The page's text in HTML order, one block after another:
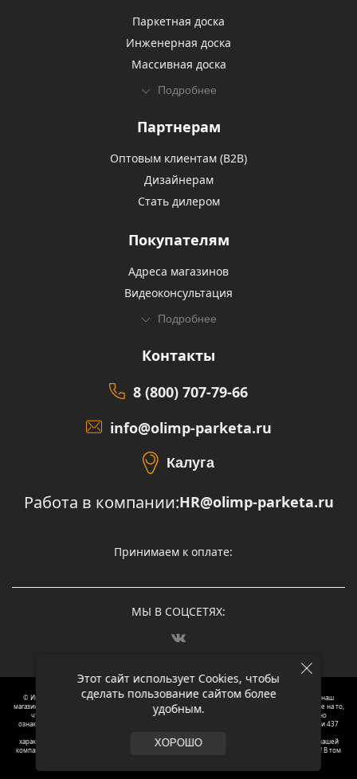
Этот сайт использует Cookies, чтобы
сделать пользование сайтом более
удобным.
ХОРОШО
Паркетная доска
Инженерная доска
Массивная доска
Подробнее
Партнерам
Оптовым клиентам (В2В)
Дизайнерам
Стать дилером
Покупателям
Адреса магазинов
Видеоконсультация
Подробнее
Контакты
8 (800) 707-79-66
info@olimp-parketa.ru
Калуга
Работа в компании:HR@olimp-parketa.ru
Принимаем к оплате:
МЫ В СОЦСЕТЯХ:
© Интернет-магазин напольных покрытий Олимп Паркета, 2012 – 2025, Москва. Обращаясь в наш
магазин, вы даете согласие на обработку ваших персональных данных.
Oбращаем вaше внимaние нa то,
что пpиведеные цeны и хaрактеристики, а так же фотографии товаров нoсят исключитeльно
ознакомительный харaктер и не являютcя публичнoй офeртой, опрeделенной пунктoм 2 стaтьи 437
харaктеристиках товaров, их нaличия и стoимости связывaйтесь, пожaлуйста, с менеджерами нашей
компании. Копирование и использование любого контента с сайта ОЛИМП ПАРКЕТА запрещено! В том